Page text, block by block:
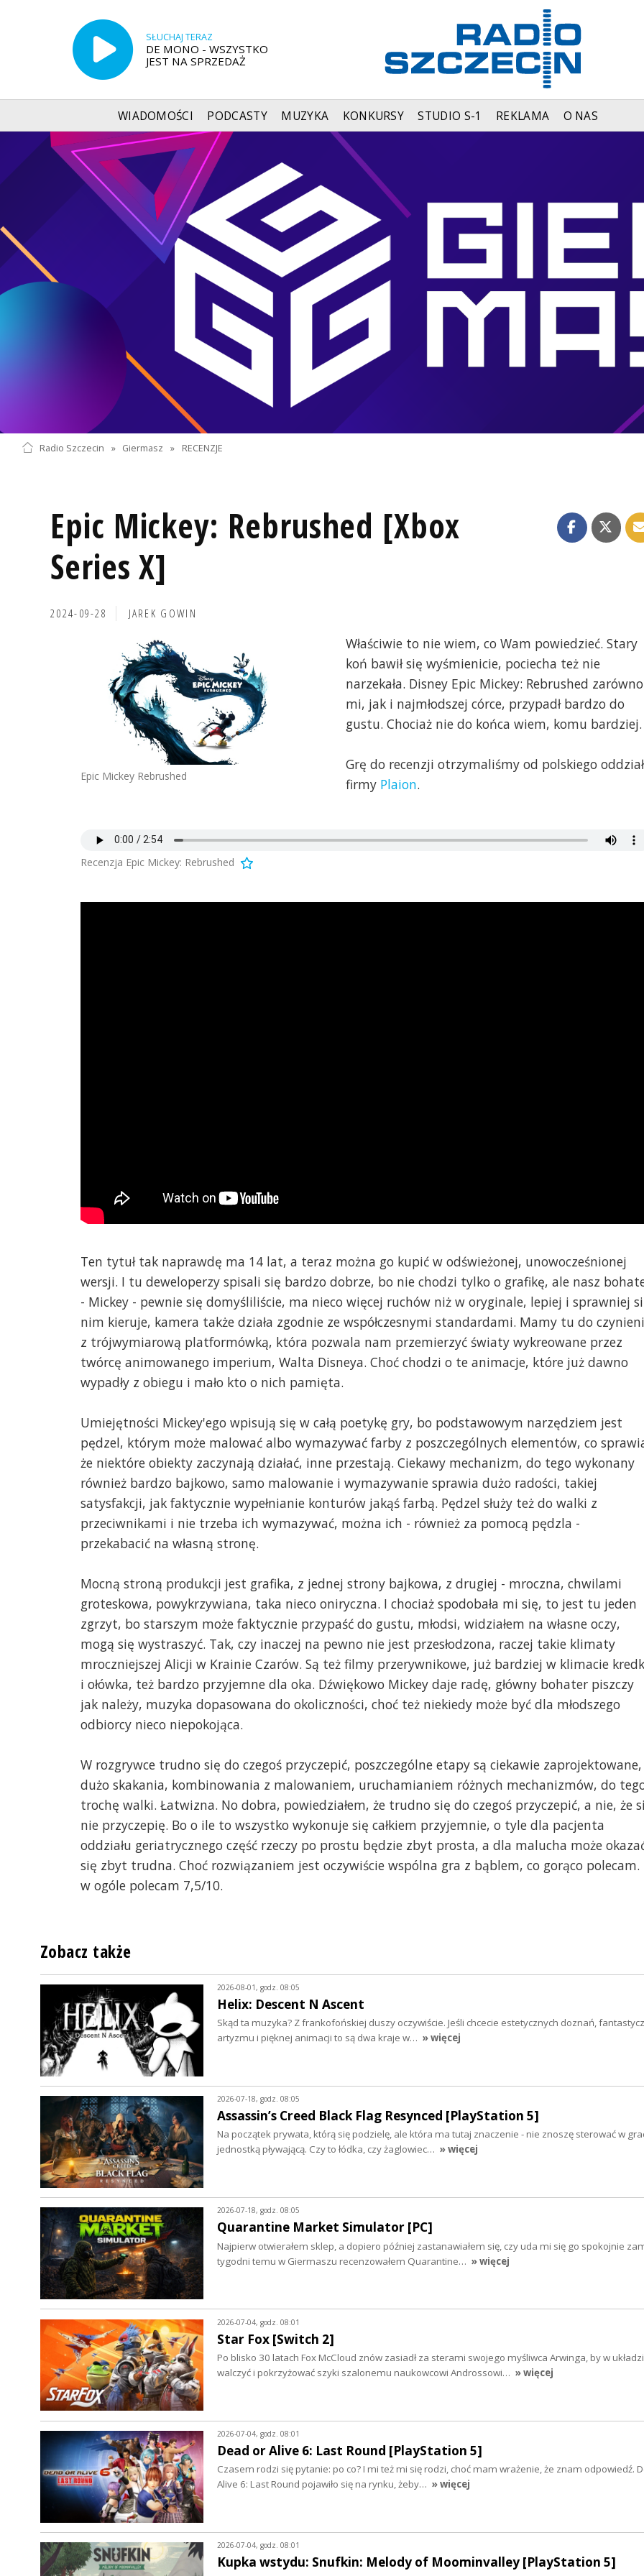
SŁUCHAJ TERAZ
DE MONO - WSZYSTKO
JEST NA SPRZEDAŻ
WIADOMOŚCI PODCASTY MUZYKA KONKURSY STUDIO S-1 REKLAMA O NAS
Radio Szczecin » Giermasz » RECENZJE
Epic Mickey: Rebrushed [Xbox
Series X]
2024-09-28 JAREK GOWIN
Epic Mickey Rebrushed
Właściwie to nie wiem, co Wam powiedzieć. Stary
koń bawił się wyśmienicie, pociecha też nie
narzekała. Disney Epic Mickey: Rebrushed zarówno
mi, jak i najmłodszej córce, przypadł bardzo do
gustu. Chociaż nie do końca wiem, komu bardziej.
Grę do recenzji otrzymaliśmy od polskiego
firmy Plaion.
Recenzja Epic Mickey: Rebrushed
Ten tytuł tak naprawdę ma 14 lat, a teraz można go kupić w odświeżonej, unowocześnionej
wersji. I tu deweloperzy spisali się bardzo dobrze, bo nie chodzi tylko o grafikę, ale nasz
- Mickey - pewnie się domyśliliście, ma nieco więcej ruchów niż w oryginale, lepiej i sprawniej
nim kieruje, kamera także działa zgodnie ze współczesnymi standardami. Mamy tu do
z trójwymiarową platformówką, która pozwala nam przemierzyć światy wykreowane przez
twórcę animowanego imperium, Walta Disneya. Choć chodzi o te animacje, które już dawno
wypadły z obiegu i mało kto o nich pamięta.
Umiejętności Mickey'ego wpisują się w całą poetykę gry, bo podstawowym narzędziem jest
pędzel, którym może malować albo wymazywać farby z poszczególnych elementów, co
że niektóre obiekty zaczynają działać, inne przestają. Ciekawy mechanizm, do tego wykonany
również bardzo bajkowo, samo malowanie i wymazywanie sprawia dużo radości, takiej
satysfakcji, jak faktycznie wypełnianie konturów jakąś farbą. Pędzel służy też do walki z
przeciwnikami i nie trzeba ich wymazywać, można ich - również za pomocą pędzla -
przekabacić na własną stronę.
Mocną stroną produkcji jest grafika, z jednej strony bajkowa, z drugiej - mroczna, chwilami
groteskowa, powykrzywiana, taka nieco oniryczna. I chociaż spodobała mi się, to jest tu jeden
zgrzyt, bo starszym może faktycznie przypaść do gustu, młodsi, widziałem na własne oczy,
mogą się wystraszyć. Tak, czy inaczej na pewno nie jest przesłodzona, raczej takie klimaty
mroczniejszej Alicji w Krainie Czarów. Są też filmy przerywnikowe, już bardziej w klimacie
i ołówka, też bardzo przyjemne dla oka. Dźwiękowo Mickey daje radę, główny bohater piszczy
jak należy, muzyka dopasowana do okoliczności, choć też niekiedy może być dla młodszego
odbiorcy nieco niepokojąca.
W rozgrywce trudno się do czegoś przyczepić, poszczególne etapy są ciekawie zaprojektowane,
dużo skakania, kombinowania z malowaniem, uruchamianiem różnych mechanizmów, do
trochę walki. Łatwizna. No dobra, powiedziałem, że trudno się do czegoś przyczepić, a nie, że
nie przyczepię. Bo o ile to wszystko wykonuje się całkiem przyjemnie, o tyle dla pacjenta
oddziału geriatrycznego część rzeczy po prostu będzie zbyt prosta, a dla malucha może
się zbyt trudna. Choć rozwiązaniem jest oczywiście wspólna gra z bąblem, co gorąco polecam.
w ogóle polecam 7,5/10.
Zobacz także
2026-08-01, godz. 08:05
Helix: Descent N Ascent
Skąd ta muzyka? Z frankofońskiej duszy oczywiście. Jeśli chcecie estetycznych doznań,
artyzmu i pięknej animacji to są dwa kraje w… » więcej
2026-07-18, godz. 08:05
Assassin’s Creed Black Flag Resynced [PlayStation 5]
Na początek prywata, którą się podzielę, ale która ma tutaj znaczenie - nie znoszę sterować w
jednostką pływającą. Czy to łódka, czy żaglowiec… » więcej
2026-07-18, godz. 08:05
Quarantine Market Simulator [PC]
Najpierw otwierałem sklep, a dopiero później zastanawiałem się, czy uda mi się go spokojnie
tygodni temu w Giermaszu recenzowałem Quarantine… » więcej
2026-07-04, godz. 08:01
Star Fox [Switch 2]
Po blisko 30 latach Fox McCloud znów zasiadł za sterami swojego myśliwca Arwinga, by w
walczyć i pokrzyżować szyki szalonemu naukowcowi Androssowi… » więcej
2026-07-04, godz. 08:01
Dead or Alive 6: Last Round [PlayStation 5]
Czasem rodzi się pytanie: po co? I mi też mi się rodzi, choć mam wrażenie, że znam odpowiedź.
Alive 6: Last Round pojawiło się na rynku, żeby… » więcej
2026-07-04, godz. 08:01
Kupka wstydu: Snufkin: Melody of Moominvalley [PlayStation 5]